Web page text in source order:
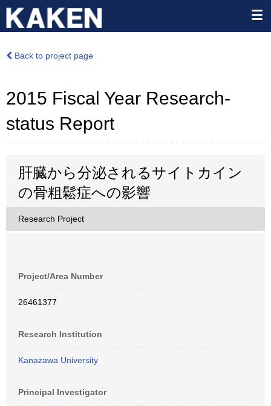
Back to project page
2015 Fiscal Year Research-
status Report
肝臓から分泌されるサイトカイン
の骨粗鬆症への影響
Research Project
Project/Area Number
26461377
Research Institution
Kanazawa University
Principal Investigator